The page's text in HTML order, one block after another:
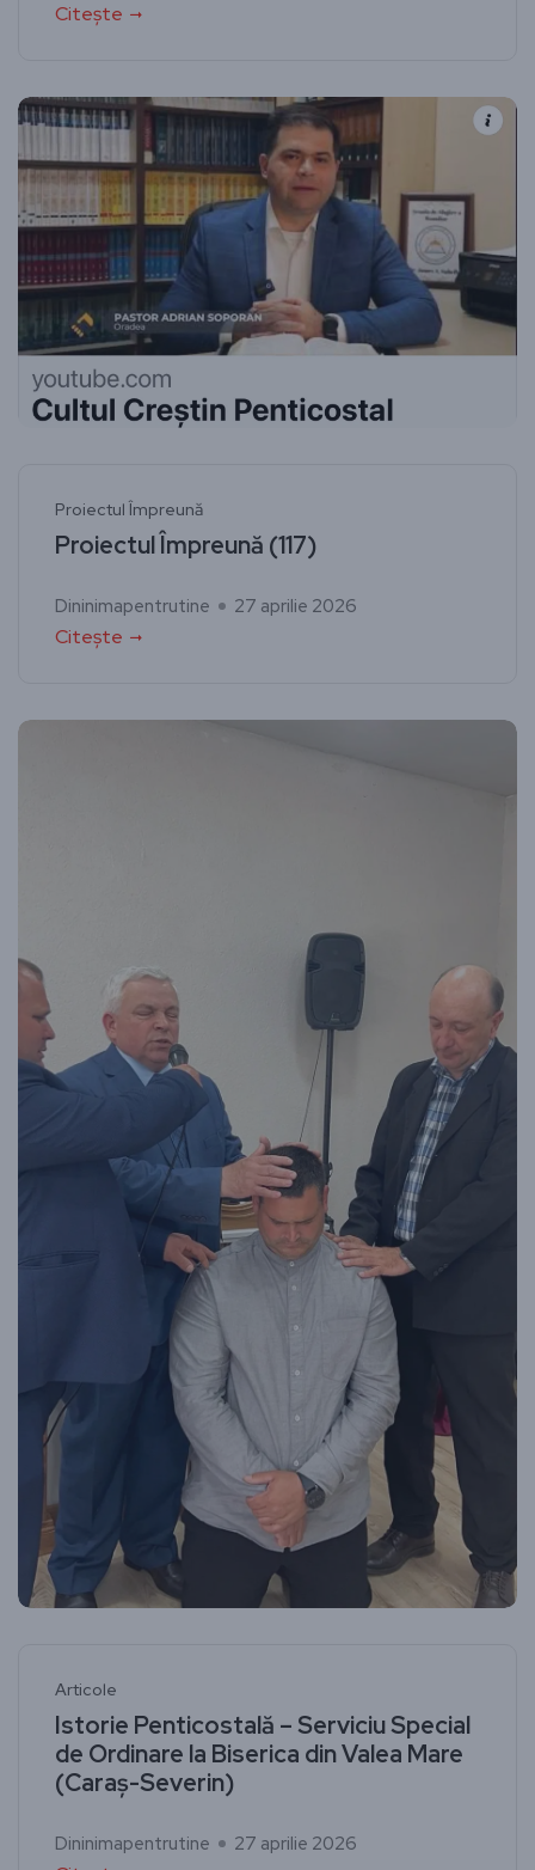
Citește
Proiectul Împreună
Proiectul Împreună (117)
Dininimapentrutine 27 aprilie 2026
Citește
Articole
Istorie Penticostală – Serviciu Special
de Ordinare la Biserica din Valea Mare
(Caraș-Severin)
Dininimapentrutine 27 aprilie 2026